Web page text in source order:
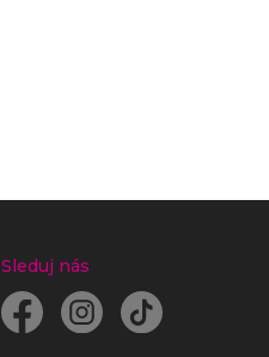
Sleduj nás